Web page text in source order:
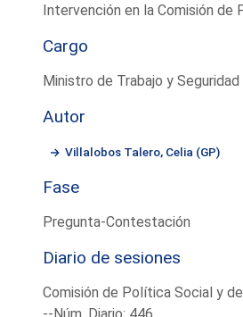
Intervención en la Comisión
Cargo
Ministro de Trabajo y Seguridad
Autor
Villalobos Talero, Celia (GP)
Fase
Pregunta-Contestación
Diario de sesiones
Comisión de Política Social y
--Núm. Diario: 446